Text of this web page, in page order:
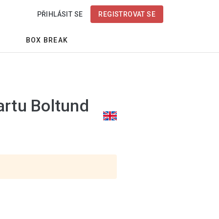
PŘIHLÁSIT SE REGISTROVAT SE
BOX BREAK
Boltund